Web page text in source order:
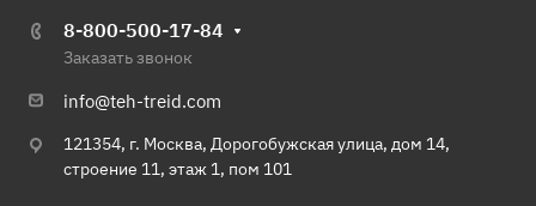
8-800-500-17-84
Заказать звонок
info@teh-treid.com
121354, г. Москва, Дорогобужская улица, дом 14,
строение 11, этаж 1, пом 101